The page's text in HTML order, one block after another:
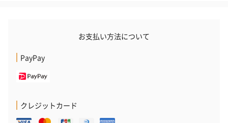
（St.OSMANTHUS）
お酒を同梱してお届けいたします。
※20歳未満の方への酒類の販売はいたしません。
お支払い方法について
PayPay
クレジットカード